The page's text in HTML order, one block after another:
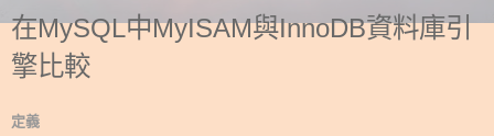
在MySQL中MyISAM與InnoDB資料庫引
擎比較
定義